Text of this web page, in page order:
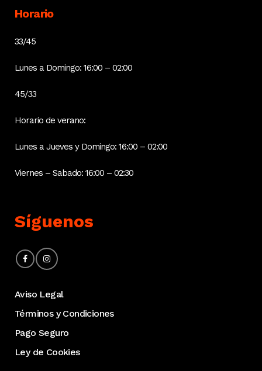
Horario
33/45
Lunes a Domingo: 16:00 – 02:00
45/33
Horario de verano:
Lunes a Jueves y Domingo: 16:00 – 02:00
Viernes – Sabado: 16:00 – 02:30
Síguenos
Aviso Legal
Términos y Condiciones
Pago Seguro
Ley de Cookies